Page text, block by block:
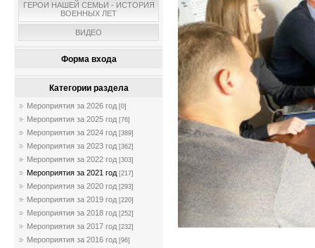
ГЕРОИ НАШЕЙ СЕМЬИ - ИСТОРИЯ
ВОЕННЫХ ЛЕТ
ВИДЕО
Форма входа
Категории раздела
Мероприятия за 2026 год [0]
Мероприятия за 2025 год [76]
Мероприятия за 2024 год [389]
Мероприятия за 2023 год [362]
Мероприятия за 2022 год [303]
Мероприятия за 2021 год [217]
Мероприятия за 2020 год [293]
Мероприятия за 2019 год [220]
Мероприятия за 2018 год [252]
Мероприятия за 2017 год [232]
Мероприятия за 2016 год [96]